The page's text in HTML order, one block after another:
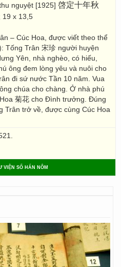
nguyệt [1925] 啓定十年秋
19 x 13,5
– Cúc Hoa, được viết theo thể
Tống Trân 宋珍 người huyện
Yên, nhà nghèo, có hiếu,
ông đem lòng yêu và nuôi cho
đi sứ nước Tần 10 năm. Vua
chúa cho chàng. Ở nhà phú
菊花 cho Đình trưởng. Đúng
Trân trở về, được cùng Cúc Hoa
VIỆN SỐ HÁN NÔM